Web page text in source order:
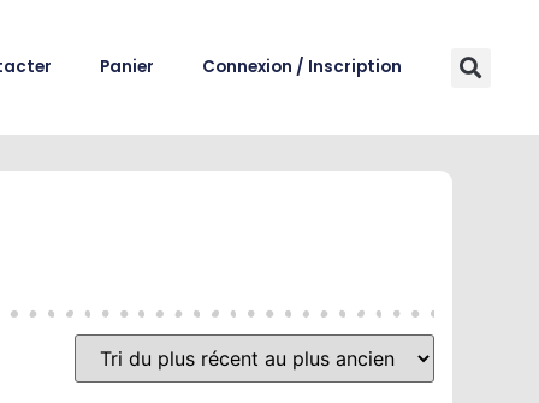
Panier Connexion / Inscription